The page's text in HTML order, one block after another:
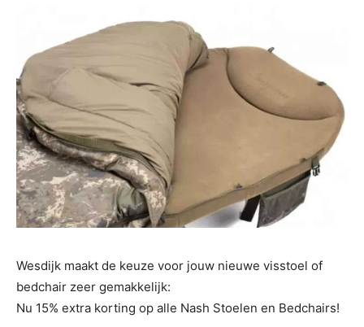
Wesdijk maakt de keuze voor jouw nieuwe visstoel of
bedchair zeer gemakkelijk:
Nu 15% extra korting op alle Nash Stoelen en Bedchairs!